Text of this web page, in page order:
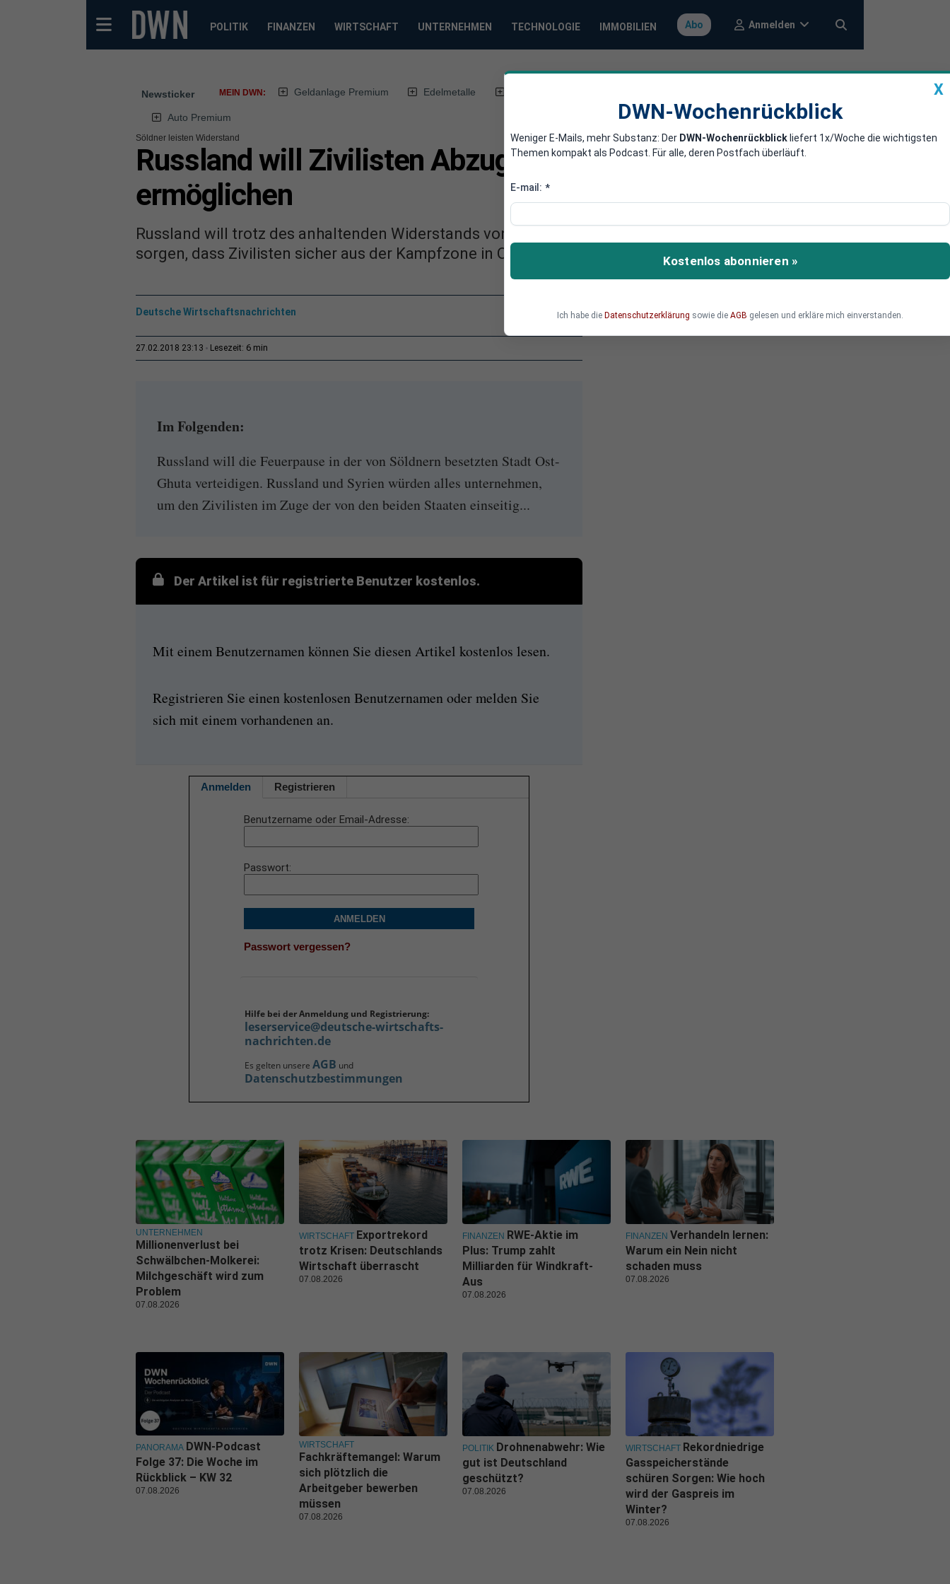
POLITIK FINANZEN WIRTSCHAFT UNTERNEHMEN TECHNOLOGIE IMMOBILIEN Abo Anmelden
Newsticker MEIN DWN: Geldanlage Premium Edelmetalle
Auto Premium
Söldner leisten Widerstand
Russland will Zivilisten Abzug aus Ost-Ghouta
ermöglichen
Russland will trotz des anhaltenden Widerstands von verschiedenen Söldner-Gruppen dafür
sorgen, dass Zivilisten sicher aus der Kampfzone in Ost-Ghouta gebracht werden können.
Deutsche Wirtschaftsnachrichten
27.02.2018 23:13 Lesezeit: 6 min
Im Folgenden:
Russland will die Feuerpause in der von Söldnern besetzten Stadt Ost-
Ghuta verteidigen. Russland und Syrien würden alles unternehmen,
um den Zivilisten im Zuge der von den beiden Staaten einseitig...
Der Artikel ist für registrierte Benutzer kostenlos.
Mit einem Benutzernamen können Sie diesen Artikel kostenlos lesen.
Registrieren Sie einen kostenlosen Benutzernamen oder melden Sie
sich mit einem vorhandenen an.
Anmelden Registrieren
Benutzername oder Email-Adresse
Passwort
ANMELDEN
Passwort vergessen?
Hilfe bei der Anmeldung und Registrierung:
leserservice@deutsche-wirtschafts-
nachrichten.de
Es gelten unsere AGB und
Datenschutzbestimmungen
X
DWN-Wochenrückblick
Weniger E-Mails, mehr Substanz: Der DWN-Wochenrückblick liefert 1x/Woche die wichtigsten
Themen kompakt als Podcast. Für alle, deren Postfach überläuft.
E-mail: *
Kostenlos abonnieren »
Ich habe die Datenschutzerklärung sowie die AGB gelesen und erkläre mich einverstanden.
UNTERNEHMEN
Millionenverlust bei
Schwälbchen-Molkerei:
Milchgeschäft wird zum
Problem
07.08.2026
WIRTSCHAFT Exportrekord
trotz Krisen: Deutschlands
Wirtschaft überrascht
07.08.2026
FINANZEN RWE-Aktie im
Plus: Trump zahlt
Milliarden für Windkraft-
Aus
07.08.2026
FINANZEN Verhandeln lernen:
Warum ein Nein nicht
schaden muss
07.08.2026
PANORAMA DWN-Podcast
Folge 37: Die Woche im
Rückblick – KW 32
07.08.2026
WIRTSCHAFT
Fachkräftemangel: Warum
sich plötzlich die
Arbeitgeber bewerben
müssen
07.08.2026
POLITIK Drohnenabwehr: Wie
gut ist Deutschland
geschützt?
07.08.2026
WIRTSCHAFT Rekordniedrige
Gasspeicherstände
schüren Sorgen: Wie hoch
wird der Gaspreis im
Winter?
07.08.2026